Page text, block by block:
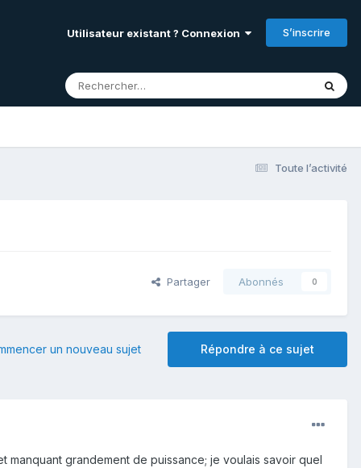
Utilisateur existant ? Connexion S’inscrire
Toute l’activité
Partager Abonnés 0
Répondre à ce sujet
un nouveau sujet
grandement de puissance; je voulais savoir quel